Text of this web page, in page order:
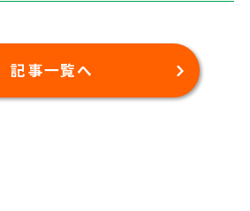
記事一覧へ